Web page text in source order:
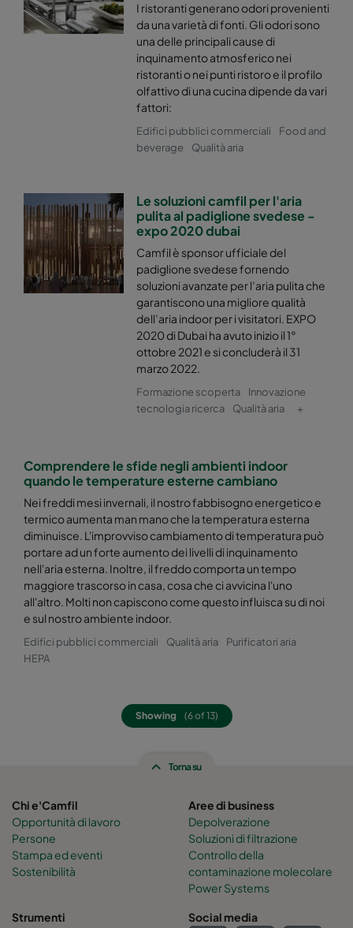
I ristoranti generano odori provenienti
da una varietà di fonti. Gli odori sono
una delle principali cause di
inquinamento atmosferico nei
ristoranti o nei punti ristoro e il profilo
olfattivo di una cucina dipende da vari
fattori:
Edifici pubblici commerciali
Food and
beverage
Qualità aria
Le soluzioni camfil per l'aria
pulita al padiglione svedese -
expo 2020 dubai
Camfil è sponsor ufficiale del
padiglione svedese fornendo
soluzioni avanzate per l’aria pulita che
garantiscono una migliore qualità
dell’aria indoor per i visitatori. EXPO
2020 di Dubai ha avuto inizio il 1°
ottobre 2021 e si concluderà il 31
marzo 2022.
Formazione scoperta
Innovazione
tecnologia ricerca
Qualità aria +
Comprendere le sfide negli ambienti indoor
quando le temperature esterne cambiano
Nei freddi mesi invernali, il nostro fabbisogno energetico e
termico aumenta man mano che la temperatura esterna
diminuisce. L'improvviso cambiamento di temperatura può
portare ad un forte aumento dei livelli di inquinamento
nell'aria esterna. Inoltre, il freddo comporta un tempo
maggiore trascorso in casa, cosa che ci avvicina l'uno
all'altro. Molti non capiscono come questo influisca su di noi
e sul nostro ambiente indoor.
Edifici pubblici commerciali Qualità aria
Purificatori aria
HEPA
Showing (6 of 13)
Torna su
Chi e'Camfil
Opportunità di lavoro
Persone
Stampa ed eventi
Sostenibilità
Aree di business
Depolverazione
Soluzioni di filtrazione
Controllo della
contaminazione molecolare
Power Systems
Strumenti
Social media